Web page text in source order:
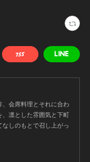
、会席料理とそれに合わ
凛とした雰囲気と下町
しのもとで召し上がっ